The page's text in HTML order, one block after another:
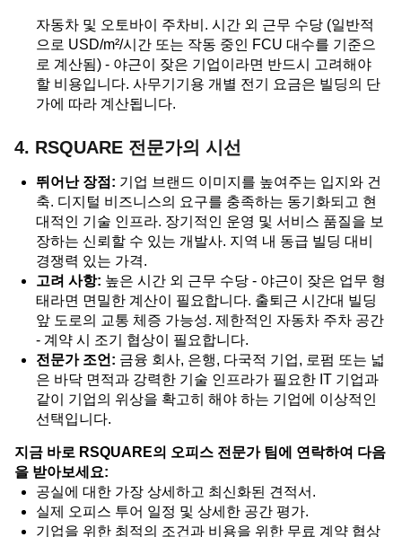
자동차 및 오토바이 주차비. 시간 외 근무 수당 (일반적
으로 USD/m²/시간 또는 작동 중인 FCU 대수를 기준으
로 계산됨) - 야근이 잦은 기업이라면 반드시 고려해야
할 비용입니다. 사무기기용 개별 전기 요금은 빌딩의 단
가에 따라 계산됩니다.
4. RSQUARE 전문가의 시선
뛰어난 장점: 기업 브랜드 이미지를 높여주는 입지와 건
축. 디지털 비즈니스의 요구를 충족하는 동기화되고 현
대적인 기술 인프라. 장기적인 운영 및 서비스 품질을 보
장하는 신뢰할 수 있는 개발사. 지역 내 동급 빌딩 대비
경쟁력 있는 가격.
고려 사항: 높은 시간 외 근무 수당 - 야근이 잦은 업무 형
태라면 면밀한 계산이 필요합니다. 출퇴근 시간대 빌딩
앞 도로의 교통 체증 가능성. 제한적인 자동차 주차 공간
- 계약 시 조기 협상이 필요합니다.
전문가 조언: 금융 회사, 은행, 다국적 기업, 로펌 또는 넓
은 바닥 면적과 강력한 기술 인프라가 필요한 IT 기업과
같이 기업의 위상을 확고히 해야 하는 기업에 이상적인
선택입니다.
지금 바로 RSQUARE의 오피스 전문가 팀에 연락하여 다음
을 받아보세요:
공실에 대한 가장 상세하고 최신화된 견적서.
실제 오피스 투어 일정 및 상세한 공간 평가.
기업을 위한 최적의 조건과 비용을 위한 무료 계약 협상